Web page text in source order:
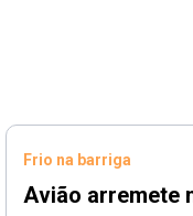
Frio na barriga
Avião arremete